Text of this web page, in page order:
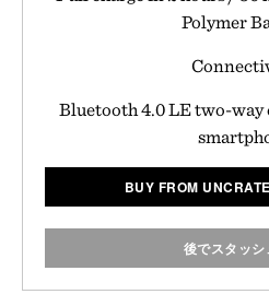
Polymer
Bluetooth 4.0 LE two-
BUY FROM
後でスタッシ